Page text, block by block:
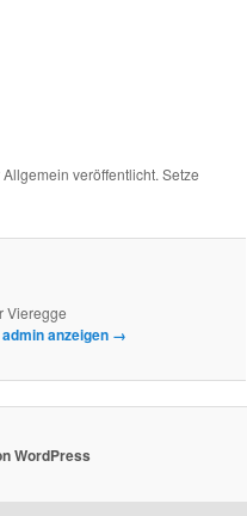
veröffentlicht. Setze
Vieregge
anzeigen →
WordPress